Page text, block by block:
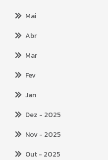
Mai
Abr
Mar
Fev
Jan
Dez - 2025
Nov- 2025
Out- 2025